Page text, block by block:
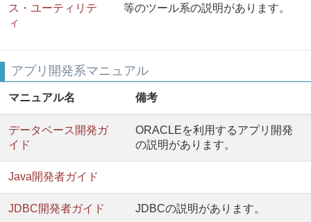
ス・ユーティリテ
ィ
等のツール系の説明があります。
アプリ開発系マニュアル
マニュアル名 備考
データベース開発ガ
イド
ORACLEを利用するアプリ開発
の説明があります。
Java開発者ガイド
JDBC開発者ガイド JDBCの説明があります。